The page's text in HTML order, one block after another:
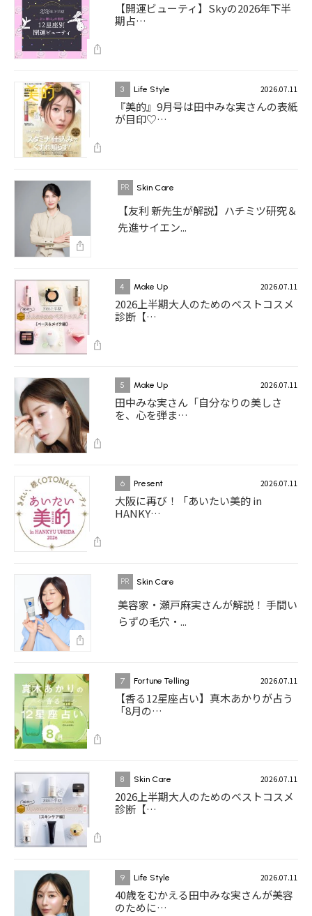
【開運ビューティ】Skyの2026年下半
期占…
3 Life Style 2026.07.11
『美的』9月号は田中みな実さんの表紙
が目印♡…
Skin Care
【友利 新先生が解説】ハチミツ研究＆
先進サイエン...
4 Make Up 2026.07.11
2026上半期大人のためのベストコスメ
診断【…
5 Make Up 2026.07.11
田中みな実さん「自分なりの美しさ
を、心を弾ま…
6 Present 2026.07.11
大阪に再び！「あいたい美的 in
HANKY…
Skin Care
美容家・瀬戸麻実さんが解説！ 手間い
らずの毛穴・...
7 Fortune Telling 2026.07.11
【香る12星座占い】真木あかりが占う
「8月の…
8 Skin Care 2026.07.11
2026上半期大人のためのベストコスメ
診断【…
9 Life Style 2026.07.11
40歳をむかえる田中みな実さんが美容
のために…